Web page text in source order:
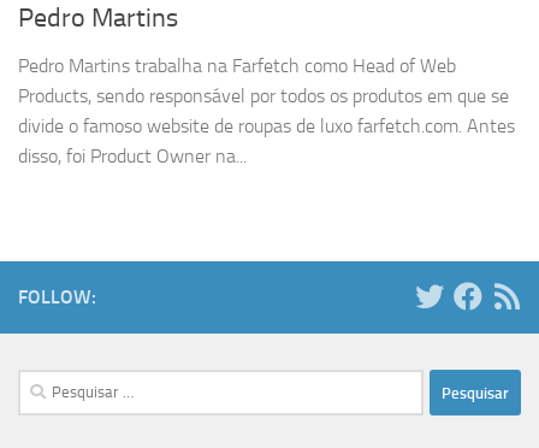
Pedro Martins
Pedro Martins trabalha na Farfetch como Head of Web
Products, sendo responsável por todos os produtos em que se
divide o famoso website de roupas de luxo farfetch.com. Antes
disso, foi Product Owner na...
FOLLOW:
Pesquisar
por: